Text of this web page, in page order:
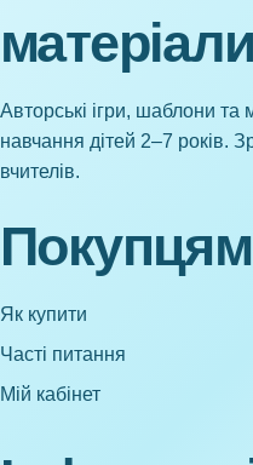
матеріали
Авторські ігри, шаблони та
навчання дітей 2–7 років.
вчителів.
Покупцям
Як купити
Часті питання
Мій кабінет